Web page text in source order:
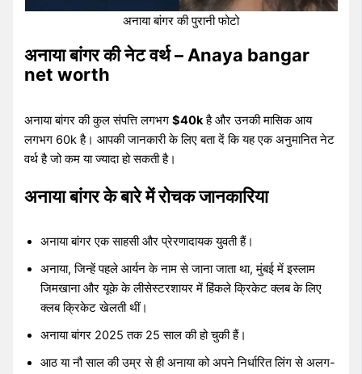
अनाया बांगर की पुरानी फोटो
अनाया बांगर की नेट वर्थ – Anaya bangar
net worth
अनाया बांगर की कुल संपत्ति लगभग$40kहै और उनकी मासिक आय
लगभग 60k है। आपकी जानकारी के लिए बता दें कि यह एक अनुमानित नेट
वर्थ है जो कम या ज्यादा हो सकती है।
अनाया बांगर के बारे में रोचक जानकारिया
अनाया बांगर एक साहसी और प्रेरणादायक युवती हैं।
अनाया, जिन्हें पहले आर्यन के नाम से जाना जाता था, मुंबई में इस्लाम
जिमखाना और यूके के लीसेस्टरशायर में हिंकले क्रिकेट क्लब के लिए
क्लब क्रिकेट खेलती थीं।
अनाया बांगर 2025 तक 25 साल की हो चुकी हैं।
आठ या नौ साल की उम्र से ही अनाया को अपने निर्धारित लिंग से अलग-